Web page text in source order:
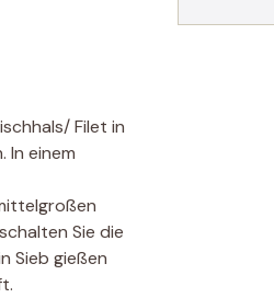
Filet in
In einem
Sie die
Sieb gießen